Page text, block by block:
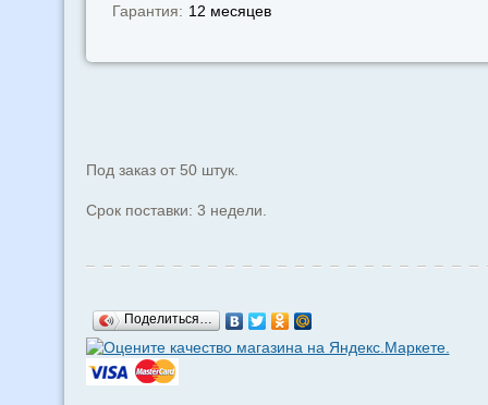
Гарантия: 12 месяцев
Под заказ от 50 штук.
Срок поставки: 3 недели.
Поделиться…